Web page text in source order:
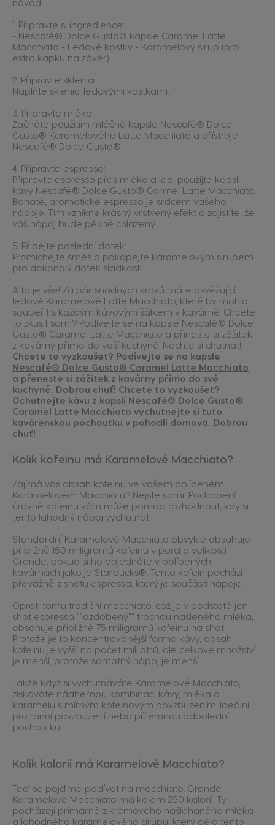
návod:
1. Připravte si ingredience:
- Nescafé® Dolce Gusto® kapsle Caramel Latte
Macchiato - Ledové kostky - Karamelový sirup (pro
extra kapku na závěr)
2. Připravte sklenici:
Naplňte sklenici ledovými kostkami.
3. Připravte mléko:
Začněte použitím mléčné kapsle Nescafé® Dolce
Gusto® Karamelového Latte Macchiato a přístroje
Nescafé® Dolce Gusto®.
4. Připravte espresso:
Připravte espresso přes mléko a led, použijte kapsli
kávy Nescafé® Dolce Gusto® Carmel Latte Macchiato.
Bohaté, aromatické espresso je srdcem vašeho
nápoje. Tím vznikne krásný vrstvený efekt a zajistíte, že
váš nápoj bude pěkně chlazený.
5. Přidejte poslední dotek:
Promíchejte směs a pokapejte karamelovým sirupem
pro dokonalý dotek sladkosti.
A to je vše! Za pár snadných kroků máte osvěžující
ledové Karamelové Latte Macchiato, které by mohlo
soupeřit s každým kávovým šálkem v kavárně. Chcete
to zkusit sami? Podívejte se na kapsle Nescafé® Dolce
Gusto® Caramel Latte Macchiato a přineste si zážitek
z kavárny přímo do vaší kuchyně. Nechte si chutnat!
Chcete to vyzkoušet? Podívejte se na kapsle
Nescafé® Dolce Gusto® Caramel Latte Macchiato
a přeneste si zážitek z kavárny přímo do své
kuchyně. Dobrou chuť! Chcete to vyzkoušet?
Ochutnejte kávu z kapslí Nescafé® Dolce Gusto®
Caramel Latte Macchiato vychutnejte si tuto
kavárenskou pochoutku v pohodlí domova. Dobrou
chuť!
Kolik kofeinu má Karamelové Macchiato?
Zajímá vás obsah kofeinu ve vašem oblíbeném
Karamelovém Macchiatu? Nejste sami! Pochopení
úrovně kofeinu vám může pomoci rozhodnout, kdy si
tento lahodný nápoj vychutnat.
Standardní Karamelové Macchiato obvykle obsahuje
přibližně 150 miligramů kofeinu v porci o velikosti
Grande, pokud si ho objednáte v oblíbených
kavárnách jako je Starbucks®. Tento kofein pochází
převážně z shotu espressa, který je součástí nápoje.
Oproti tomu tradiční macchiato, což je v podstatě jen
shot espressa ""ozdobený"" trochou našleného mléka,
obsahuje přibližně 75 miligramů kofeinu na shot.
Protože je to koncentrovanější forma kávy, obsah
kofeinu je vyšší na počet mililotrů, ale celkové množství
je menší, protože samotný nápoj je menší.
Takže když si vychutnáváte Karamelové Macchiato,
získáváte nádhernou kombinaci kávy, mléka a
karamelu s mírným kofeinovým povzbuzením. Ideální
pro ranní povzbuzení nebo příjemnou odpolední
pochoutku!
Kolik kalorií má Karamelové Macchiato?
Teď se pojďme podívat na macchiato. Grande
Karamelové Macchiato má kolem 250 kalorií. Ty
pocházejí primárně z krémového našlehaného mléka
a lahodného karamelového sirupu, který dělá tento